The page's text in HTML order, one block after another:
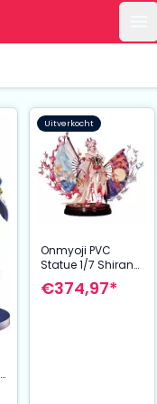
Uitverkocht
Onmyoji PVC
Statue 1/7 Shiranui
26 cm
€374,97*